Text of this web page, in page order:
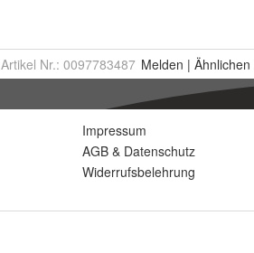
Artikel Nr.: 0097783487 Melden | Ähnlichen
Impressum
AGB & Datenschutz
Widerrufsbelehrung